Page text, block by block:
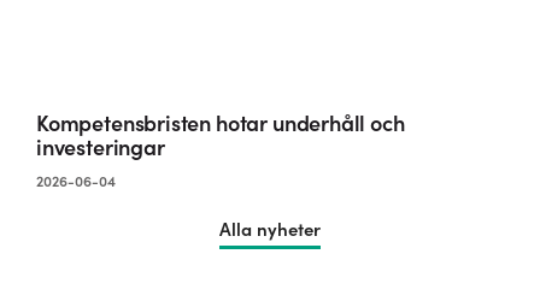
Kompetensbristen hotar underhåll och
investeringar
2026-06-04
Alla nyheter